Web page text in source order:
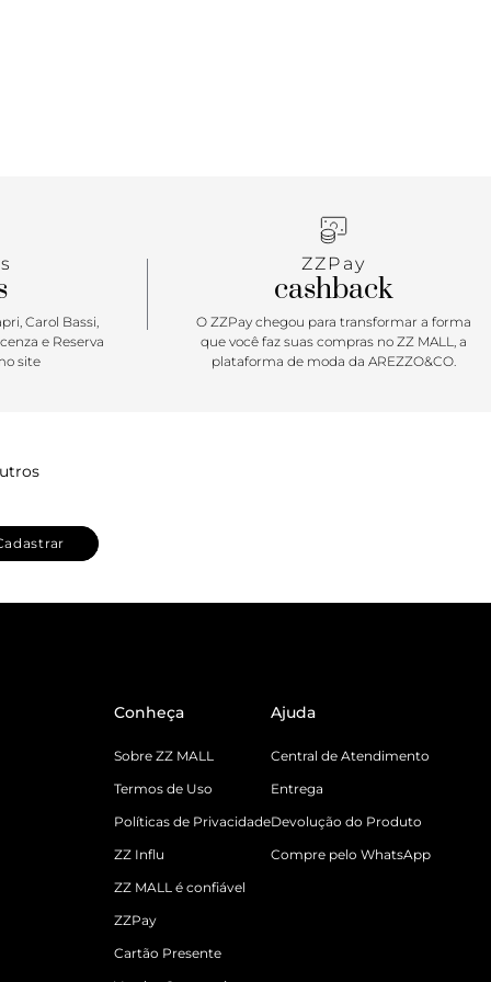
Carol Bassi,
e Reserva
site
ZZPay
cashback
O ZZPay chegou para transformar a forma
que você faz suas compras no ZZ MALL, a
plataforma de moda da AREZZO&CO.
Conheça
Sobre ZZ MALL
Termos de Uso
Políticas de Privacidade
ZZ Influ
ZZ MALL é confiável
ZZPay
Cartão Presente
Ajuda
Central de Atendimento
Entrega
Devolução do Produto
Compre pelo WhatsApp